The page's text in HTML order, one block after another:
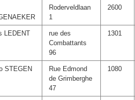
Roderveldlaan
1
2600
LEDENT
rue des
Combattants
96
1301
STEGEN
Rue Edmond
de Grimberghe
47
1080